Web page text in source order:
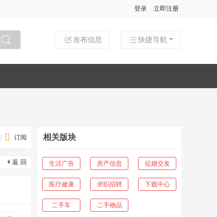
登录 立即注册
快捷导航
发布信息
订阅
返 回
相关版块
生活广告 房产信息 征婚交友
医疗健康 求职招聘 下载中心
二手车 二手物品